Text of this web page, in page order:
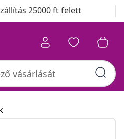
25000 ft felett